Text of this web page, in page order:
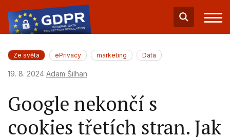
Ze světa ePrivacy marketing Data
19. 8. 2024 Adam Šilhan
Google nekončí s
cookies třetích stran. Jak